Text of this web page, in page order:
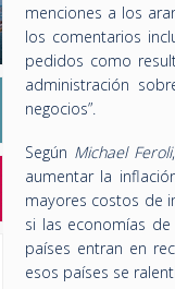
menciones a los
los comentarios
pedidos como
administración
negocios”.
Según Michael Feroli
aumentar la
mayores costos de
si las economías
países entran en
esos países se